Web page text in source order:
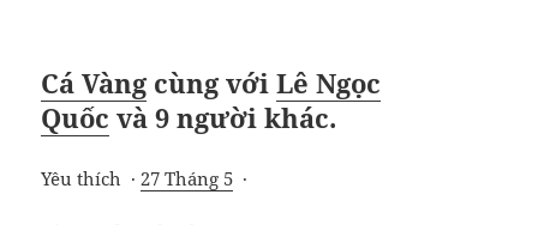
Cá Vàngcùng vớiLê Ngọc
Quốc và9 người khác.
Yêu thích ·27 Tháng 5 ·